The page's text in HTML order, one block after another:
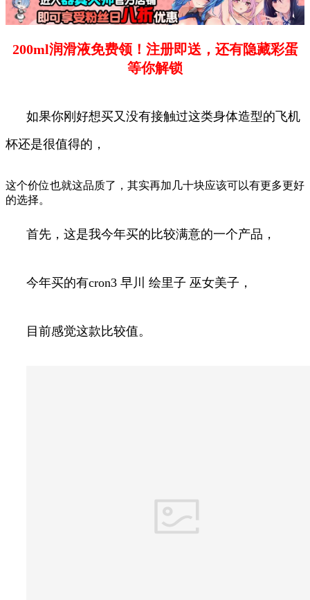
200ml润滑液免费领！注册即送，还有隐藏彩蛋
等你解锁
如果你刚好想买又没有接触过这类身体造型的飞机
杯还是很值得的，
这个价位也就这品质了，其实再加几十块应该可以有更多更好
的选择。
首先，这是我今年买的比较满意的一个产品，
今年买的有cron3 早川 绘里子 巫女美子，
目前感觉这款比较值。